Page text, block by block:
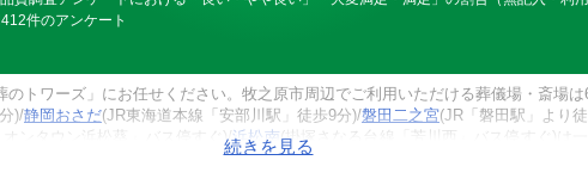
件のアンケート
トワーズ」にお任せください。牧之原市周辺でご利用いただける葬儀場・斎場
)/静岡おさだ(JR東海道本線「安部川駅」徒歩9分)/磐田二之宮(JR「磐田駅」より
ンタウン浜松葵」バス停すぐ)/浜松南(掛塚さなる台線「芳川西」バス停すぐ)は
・火葬式・一日葬・家族葬・一般葬が対応可能です。火葬は牧之原市が運営す